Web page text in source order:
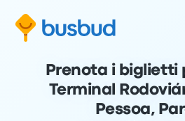
Prenota i biglietti
Terminal
Pessoa,